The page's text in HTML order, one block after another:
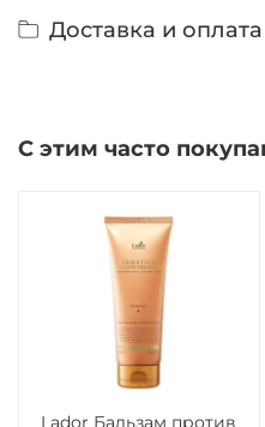
Доставка и оплата
С этим часто
Lador Бальзам против